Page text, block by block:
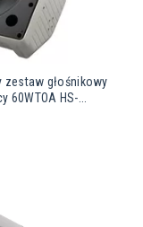
zestaw głośnikowy
60WTOA HS-...